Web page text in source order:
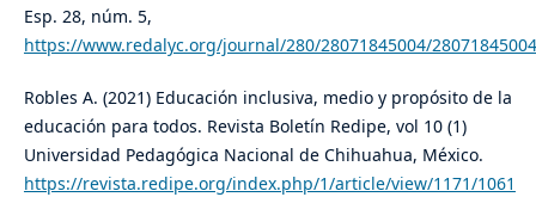
Esp. 28, núm. 5,
https://www.redalyc.org/journal/280/28071845004/
Robles A. (2021) Educación inclusiva, medio y propósito de la
educación para todos. Revista Boletín Redipe, vol 10 (1)
Universidad Pedagógica Nacional de Chihuahua, México.
https://revista.redipe.org/index.php/1/article/view/1171/1061